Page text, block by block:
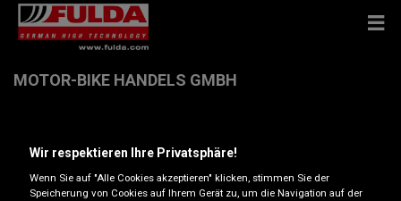
MOTOR-BIKE HANDELS GMBH
Anfahrtsbeschreibung
Wir respektieren Ihre Privatsphäre!
Wenn Sie auf "Alle Cookies akzeptieren" klicken, stimmen Sie der
Speicherung von Cookies auf Ihrem Gerät zu, um die Navigation auf der